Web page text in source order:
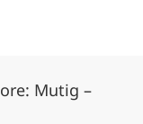
Mutig –